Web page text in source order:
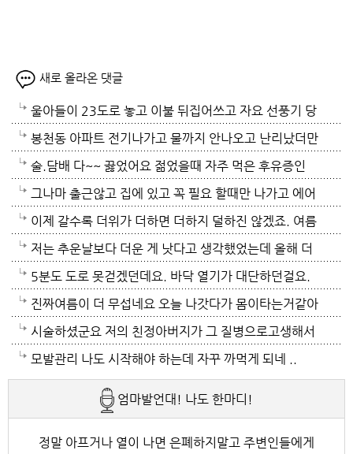
새로 올라온 댓글
울아들이 23도로 놓고 이불 뒤집어쓰고 자요 선풍기 당
연 틀어져있고 에휴
봉천동 아파트 전기나가고 물까지 안나오고 난리났더만
요. 어제 뉴스나오데요.진짜지 이젠 여름이 살기 더 힘
들걸로 보이네요. 다들 에어컨 밤새 돌리고하니요. 저는
12시부터 밤 열시까지만 돌리고 에어컨끄고 선풍기 두
대로 교대로 키고 자네요.
술.담배 다~~ 끓었어요 젊었을때 자주 먹은 후유증인
가? 나이먹어서 생고생중 입니다 ㅠㅠㅠㅠ
그나마 출근않고 집에 있고 꼭 필요 할때만 나가고 에어
컨 켜고 있으니 그나마 잘 견디고 있네요 이렇게 에어컨
이 가열되면 지구 온도는 더 올라 갈 것이고 전력은 더
모자날것이고 악순환이죠 그러게요 이제는 변압기 과부
하로 정전이 될까봐 제일 무섭기도 합니다
이제 갈수록 더위가 더하면 더하지 덜하진 않겠죠. 여름
만 없음 좋겠어요. 여름이 무서워요.ㅎ 겨울엔 추움 옷
이래도 껴입고 집에 가만있음 되는데 ..여름은 집을나가
기가 겁나요. 장대비가 한바탕 퍼부움 좋겠네요.
저는 추운날보다 더운 게 낫다고 생각했었는데 올해 더
위는 난생처음 겪는 거라 적응이 안되네요. 제발 비가 쏟
아져서 기온이 내려가면 좋겠어요.
5분도 도로 못걷겠던데요. 바닥 열기가 대단하던걸요.
지하도로 들어가서 병원근처서 또다시 지상으로 올라와
병원갔네요. 두군데를 가느라고 어제그랬죠. 엔간하면
밖에 나가지마요. 쓰러져요.ㅎ쿠팡에서 배달시키고 집
에있는걸로 저도 해결하네요. 처서가 23일이네요. 비좀
왔음 좋겠어요.근대 당분간 비소식이 없더라구요. 내일
부터 중부지방은 더위가 좀 주춤한다 일기예보서 그러
진짜여름이 더 무섭네요 오늘 나갓다가 몸이타는거같아
택시타고 왔어요 당분간 안나가야겠어요 처서가 되면
햇빛도 덜따갑고 더위도 한풀꺽이던데 이러다가 여름나
라로 변할수도 있겠어요 쿠팡에 바람나오는 팬달린 조
끼팔던데 그거는 오래는 사용이안되겠지요 태풍이라도
불어 이 열기를 식혀주먼 좋겠어요 살다가 태풍기다리
시술하셨군요 저의 친정아버지가 그 질병으로고생해서
저도 좀 압니다 남자들이 나이먹음 잘 걸리는병이죠 여
자들이 방광염에 자주 걸리듯이 그병도 재발이 잦은편
이여서 조심하셔야 할거에요 남편분 술 좋아하시나요
보통 술많이 드시는분이 오는 질병인데 저의 아버지가
모발관리 나도 시작해야 하는데 자꾸 까먹게 되네 ..
엄마발언대! 나도 한마디!
정말 아프거나 열이 나면 은폐하지말고 주변인들에게